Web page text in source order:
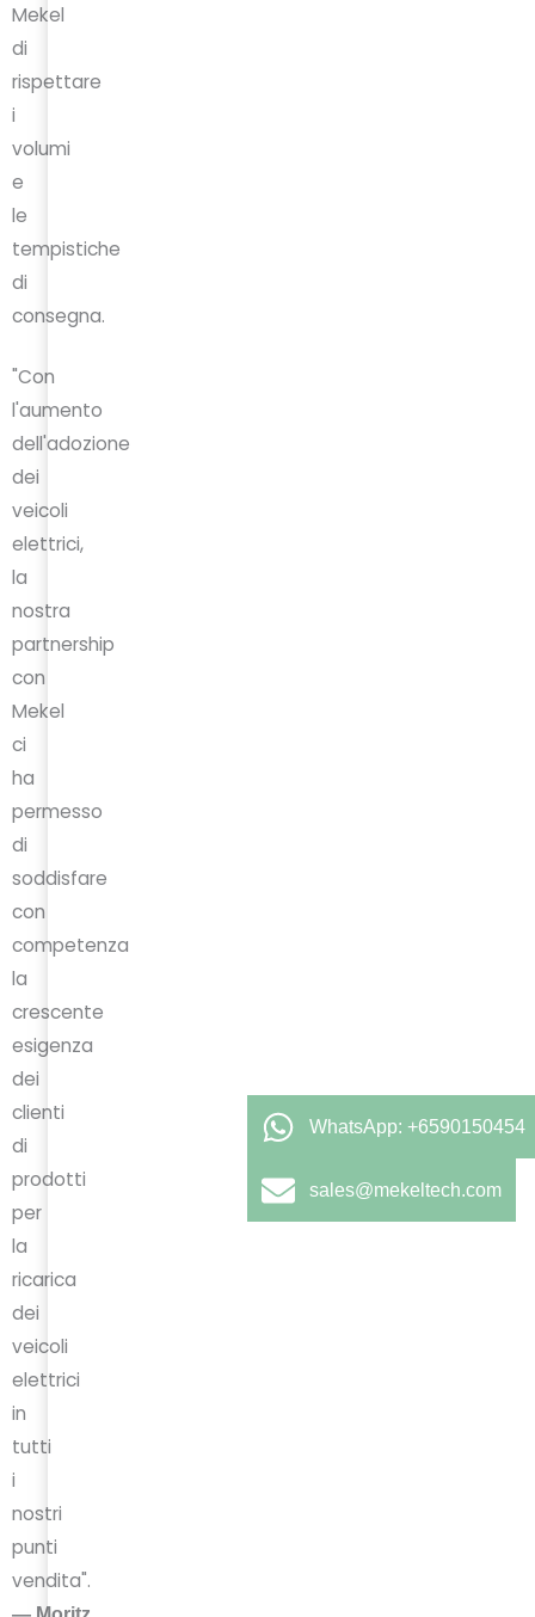
Mekel
di
rispettare
i
volumi
e
le
tempistiche
di
consegna.
"Con
l'aumento
dell'adozione
dei
veicoli
elettrici,
la
nostra
partnership
con
Mekel
ci
ha
permesso
di
soddisfare
con
competenza
la
crescente
esigenza
dei
clienti
di
prodotti
per
la
ricarica
dei
veicoli
elettrici
in
tutti
i
nostri
punti
vendita".
WhatsApp: +6590150454
sales@mekeltech.com